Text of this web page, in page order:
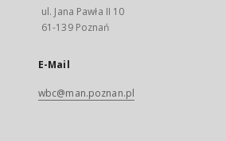
ul. Jana Pawła II 10
61-139 Poznań
E-Mail
wbc@man.poznan.pl